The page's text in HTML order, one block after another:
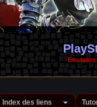
Index des liens